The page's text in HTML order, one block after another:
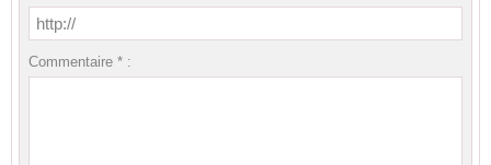
Commentaire * :